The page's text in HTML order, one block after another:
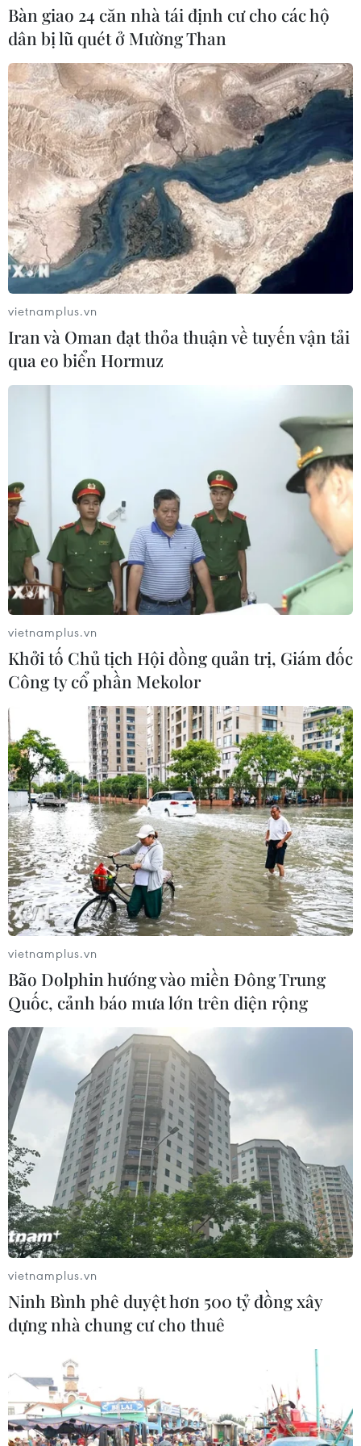
Giải vô địch Cử tạ trẻ quốc gia quy tụ 144
vận động viên tham gia
14/07/2020 04:54
Giải vô địch Cử tạ trẻ quốc gia năm 2020 là dịp tìm
kiếm, tuyển chọn các gương mặt vận động viên xuất
sắc, đạt thành tích cao tập trung cho Đội tuyển trẻ, Đội
tuyển Quốc gia.
Bàn giao 24 căn nhà tái định cư cho các hộ
dân bị lũ quét ở Mường Than
vietnamplus.vn
Iran và Oman đạt thỏa thuận về tuyến vận tải
qua eo biển Hormuz
vietnamplus.vn
Khởi tố Chủ tịch Hội đồng quản trị, Giám đốc
Công ty cổ phần Mekolor
vietnamplus.vn
Bão Dolphin hướng vào miền Đông Trung
Quốc, cảnh báo mưa lớn trên diện rộng
vietnamplus.vn
Ninh Bình phê duyệt hơn 500 tỷ đồng xây
dựng nhà chung cư cho thuê